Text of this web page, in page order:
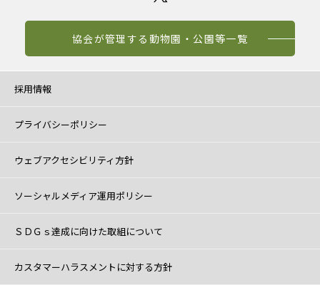
協会が管理する動物園・公園等一覧
採用情報
プライバシーポリシー
ウェブアクセシビリティ方針
ソーシャルメディア運用ポリシー
ＳＤＧｓ達成に向けた取組について
カスタマーハラスメントに対する方針